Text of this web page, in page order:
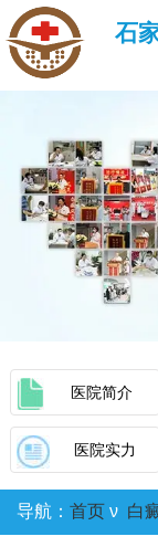
石
医院简介
医院实力
导航： 首页 ν 白